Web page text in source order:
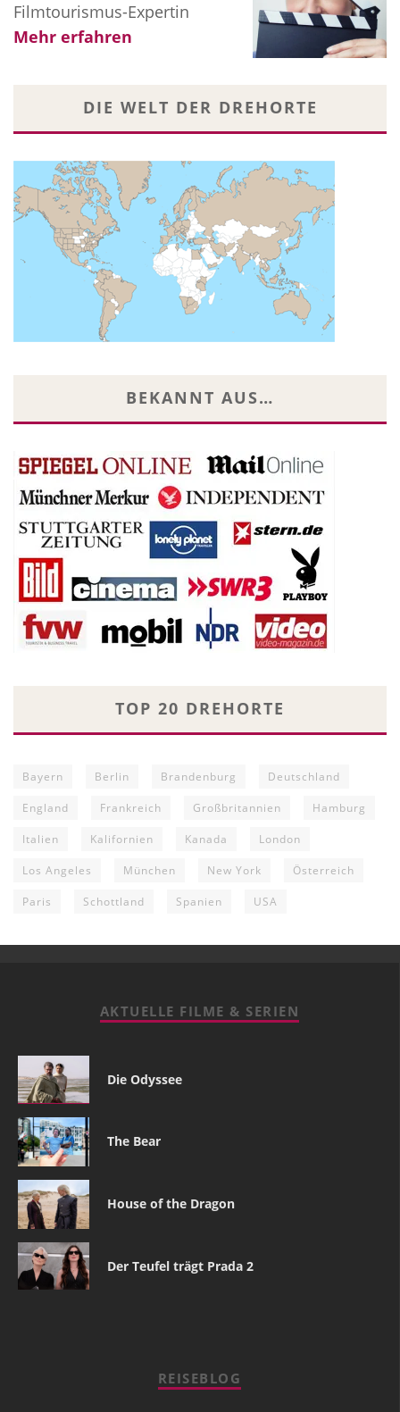
Filmtourismus-Expertin
Mehr erfahren
DIE WELT DER DREHORTE
BEKANNT AUS…
TOP 20 DREHORTE
Bayern Berlin Brandenburg Deutschland
England Frankreich Großbritannien Hamburg
Italien Kalifornien Kanada London
Los Angeles München New York Österreich
Paris Schottland Spanien USA
AKTUELLE FILME & SERIEN
Die Odyssee
The Bear
House of the Dragon
Der Teufel trägt Prada 2
REISEBLOG